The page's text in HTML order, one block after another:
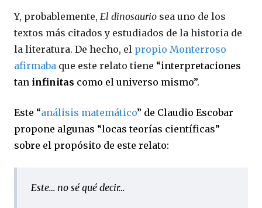
Y, probablemente, El dinosaurio sea uno de los
textos más citados y estudiados de la historia de
la literatura. De hecho, el propio Monterroso
afirmaba que este relato tiene “interpretaciones
tan infinitas como el universo mismo”.
Este “análisis matemático” de Claudio Escobar
propone algunas “locas teorías científicas”
sobre el propósito de este relato:
Este… no sé qué decir…